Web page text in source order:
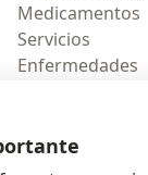
Medicamentos
Servicios
Enfermedades